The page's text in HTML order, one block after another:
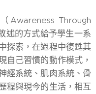
Awareness Through
述的方式給予學生一系
探索，在過程中復甦其
自己習慣的動作模式，
經系統、肌肉系統、骨
程與現今的生活，相互